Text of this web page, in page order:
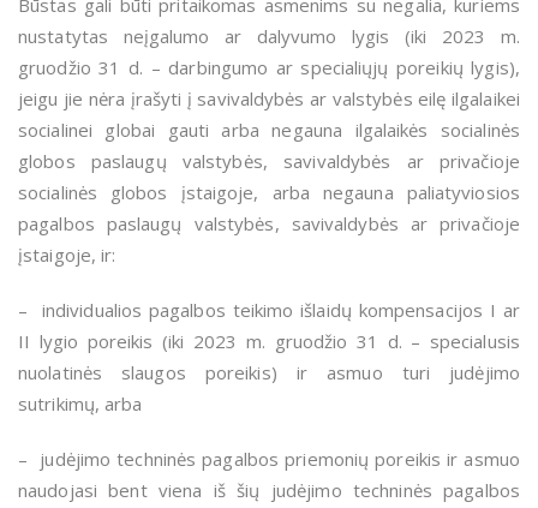
Būstas gali būti pritaikomas asmenims su negalia, kuriems
nustatytas neįgalumo ar dalyvumo lygis (iki 2023 m.
gruodžio 31 d. – darbingumo ar specialiųjų poreikių lygis),
jeigu jie nėra įrašyti į savivaldybės ar valstybės eilę ilgalaikei
socialinei globai gauti arba negauna ilgalaikės socialinės
globos paslaugų valstybės, savivaldybės ar privačioje
socialinės globos įstaigoje, arba negauna paliatyviosios
pagalbos paslaugų valstybės, savivaldybės ar privačioje
įstaigoje, ir:
– individualios pagalbos teikimo išlaidų kompensacijos I ar
II lygio poreikis (iki 2023 m. gruodžio 31 d. – specialusis
nuolatinės slaugos poreikis) ir asmuo turi judėjimo
sutrikimų, arba
– judėjimo techninės pagalbos priemonių poreikis ir asmuo
naudojasi bent viena iš šių judėjimo techninės pagalbos